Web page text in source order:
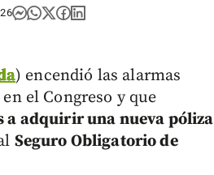
) encendió las alarmas
el Congreso y que
a adquirir una nueva póliza
Seguro Obligatorio de